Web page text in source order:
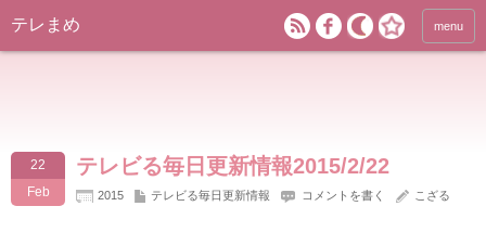
テレまめ menu
22
Feb
テレビる毎日更新情報2015/2/22
2015 テレビる毎日更新情報 コメントを書く こざる